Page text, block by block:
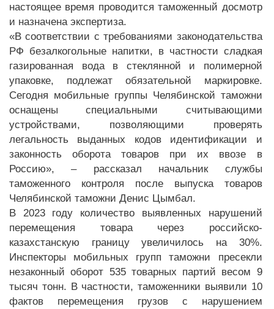
настоящее время проводится таможенный досмотр
и назначена экспертиза.
«В соответствии с требованиями законодательства
РФ безалкогольные напитки, в частности сладкая
газированная вода в стеклянной и полимерной
упаковке, подлежат обязательной маркировке.
Сегодня мобильные группы Челябинской таможни
оснащены специальными считывающими
устройствами, позволяющими проверять
легальность выданных кодов идентификации и
законность оборота товаров при их ввозе в
Россию», – рассказал начальник службы
таможенного контроля после выпуска товаров
Челябинской таможни Денис Цымбал.
В 2023 году количество выявленных нарушений
перемещения товара через российско-
казахстанскую границу увеличилось на 30%.
Инспекторы мобильных групп таможни пресекли
незаконный оборот 535 товарных партий весом 9
тысяч тонн. В частности, таможенники выявили 10
фактов перемещения грузов с нарушением